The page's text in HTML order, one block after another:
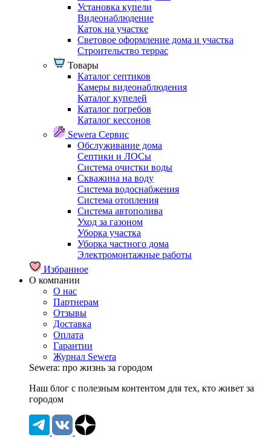
Установка купели
Видеонаблюдение
Каток на участке
Световое оформление дома и участка
Строительство террас
Товары
Каталог септиков
Камеры видеонаблюдения
Каталог купелей
Каталог погребов
Каталог кессонов
Sewera Сервис
Обслуживание дома
Септики и ЛОСы
Система очистки воды
Скважина на воду
Система водоснабжения
Система отопления
Система автополива
Уход за газоном
Уборка участка
Уборка частного дома
Электромонтажные работы
Избранное
О компании
О нас
Партнерам
Отзывы
Доставка
Оплата
Гарантии
Журнал Sewera
Sewera: про жизнь за городом
Наш блог c полезным контентом для тех, кто живет за
городом